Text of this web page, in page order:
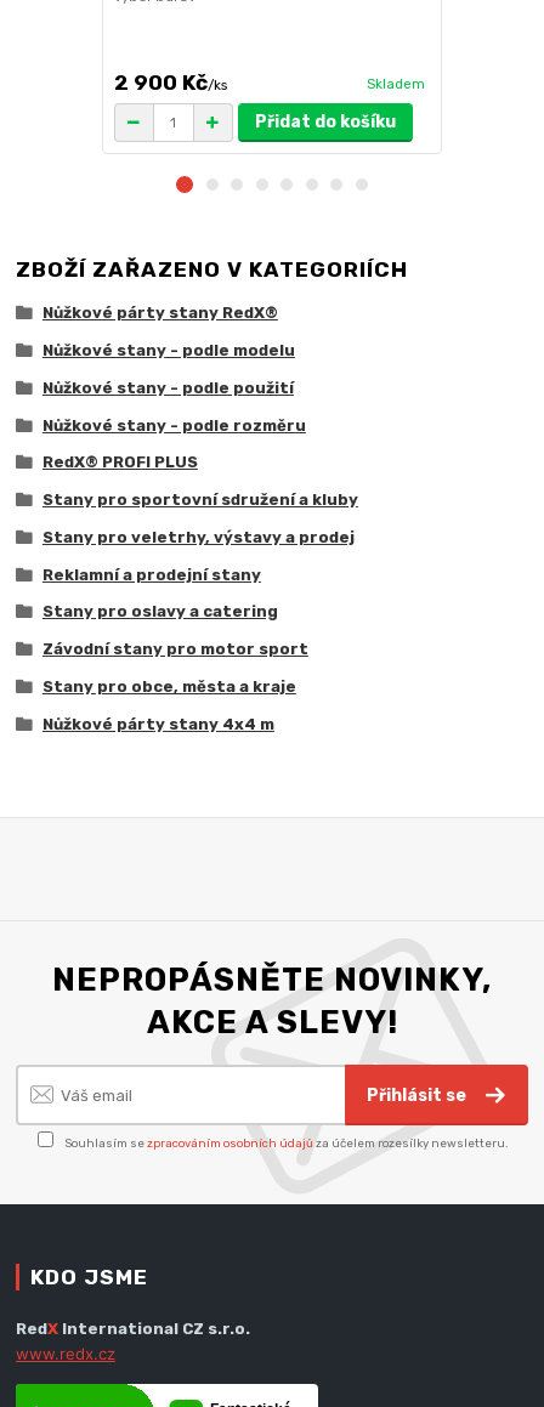
2 900 Kč/ks Skladem
Přidat do košíku
ZBOŽÍ ZAŘAZENO V KATEGORIÍCH
Nůžkové párty stany RedX®
Nůžkové stany - podle modelu
Nůžkové stany - podle použití
Nůžkové stany - podle rozměru
RedX® PROFI PLUS
Stany pro sportovní sdružení a kluby
Stany pro veletrhy, výstavy a prodej
Reklamní a prodejní stany
Stany pro oslavy a catering
Závodní stany pro motor sport
Stany pro obce, města a kraje
Nůžkové párty stany 4x4 m
NEPROPÁSNĚTE NOVINKY,
AKCE A SLEVY!
Přihlásit se
Souhlasím sezpracováním osobních údajů za účelem rozesílky newsletteru.
KDO JSME
RedX International CZ s.r.o.
www.redx.cz